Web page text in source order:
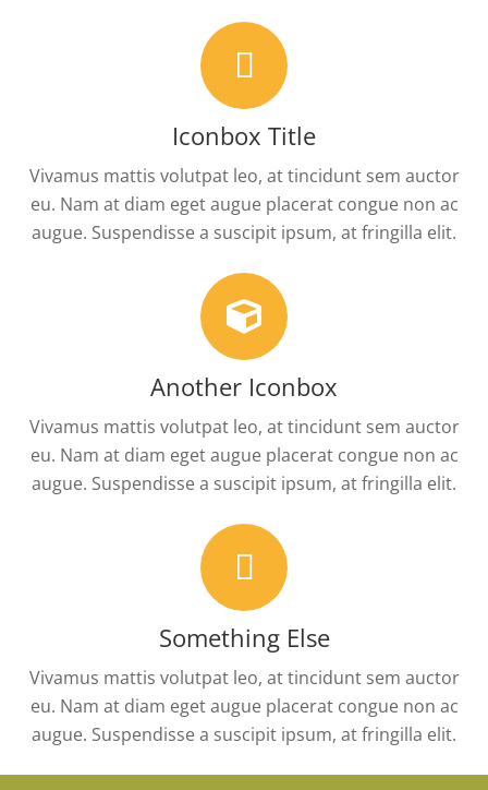
Iconbox Title
Vivamus mattis volutpat leo, at tincidunt sem auctor
eu. Nam at diam eget augue placerat congue non ac
augue. Suspendisse a suscipit ipsum, at fringilla elit.
Another Iconbox
Vivamus mattis volutpat leo, at tincidunt sem auctor
eu. Nam at diam eget augue placerat congue non ac
augue. Suspendisse a suscipit ipsum, at fringilla elit.
Something Else
Vivamus mattis volutpat leo, at tincidunt sem auctor
eu. Nam at diam eget augue placerat congue non ac
augue. Suspendisse a suscipit ipsum, at fringilla elit.